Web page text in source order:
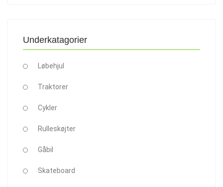
Underkatagorier
Løbehjul
Traktorer
Cykler
Rulleskøjter
Gåbil
Skateboard